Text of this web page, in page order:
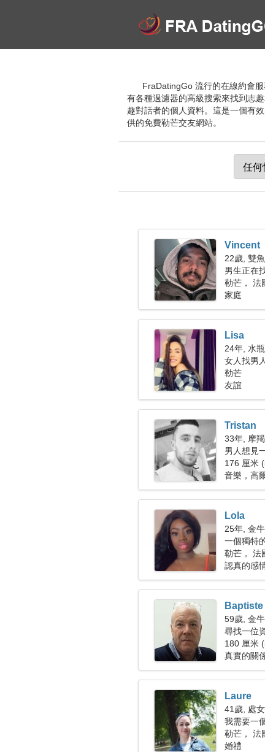
FraDatingGo 流行的在線約會
有各種過濾器的高級搜索來找到志
趣對話者的個人資料。這是一個有
供的免費勒芒交友網站。
Vincent
22歲, 雙
男生正在
勒芒， 法
家庭
Lisa
24年, 水
女人找男人
勒芒
友誼
Tristan
33年, 摩
男人想見
176 厘米
音樂，高
Lola
25年, 金
一個獨特
勒芒， 法
認真的感
Baptiste
59歲, 金
尋找一位
180 厘米
真實的關
Laure
41歲, 處
我需要一
勒芒， 法
婚禮